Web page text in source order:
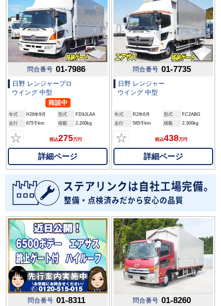
問合番号 01-7986
日野 レンジャープロ
ウイング 中型
商談中
年式 H26年9月 型式
FD9JLAA
走行
675千km 積載 2,200kg
☆ 税込275万円
詳細ページ
問合番号 01-7735
日野 レンジャー
ウイング 中型
年式 R2年6月 型式
FC2ABG
走行
585千km 積載 2,300kg
☆ 税込438万円
詳細ページ
問合番号 01-8311 問合番号 01-8260